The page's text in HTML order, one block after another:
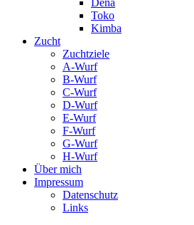
Dena
Toko
Kimba
Zucht
Zuchtziele
A-Wurf
B-Wurf
C-Wurf
D-Wurf
E-Wurf
F-Wurf
G-Wurf
H-Wurf
Über mich
Impressum
Datenschutz
Links